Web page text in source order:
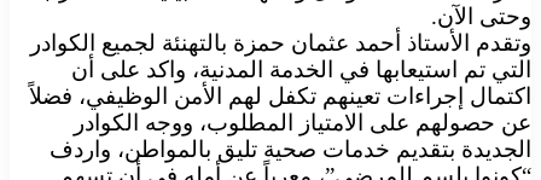
وحتى الآن.
وتقدم الأستاذ أحمد عثمان حمزة بالتهنئة لجميع الكوادر
التي تم استيعابها في الخدمة المدنية، واكد على أن
اكتمال إجراءات تعينهم تكفل لهم الأمن الوظيفي، فضلاً
عن حصولهم على الامتياز المطلوب، ووجه الكوادر
الجديدة بتقديم خدمات صحية تليق بالمواطن، واردف